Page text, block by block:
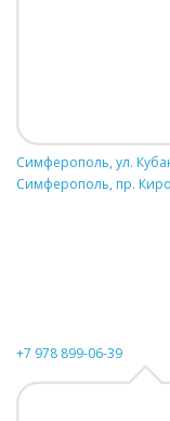
Симферополь, ул.
Симферополь, пр.
+7 978 899-06-39